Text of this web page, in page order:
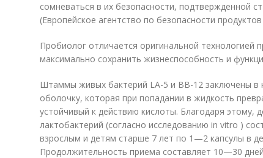
сомневаться в их безопасности, подтвержденной
(Европейское агентство по безопасности
Пробиолог отличается оригинальной технологией
максимально сохранить жизнеспособность и
Штаммы живых бактерий LA-5 и ВВ-12 заключены в
оболочку, которая при попадании в жидкость
устойчивый к действию кислоты. Благодаря
лактобактерий (согласно исследованию in vitro )
взрослым и детям старше 7 лет по 1—2 капсулы в
Продолжительность приема составляет 10—30